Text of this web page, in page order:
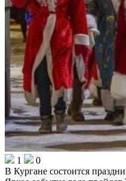
1
0
В Кургане состоится